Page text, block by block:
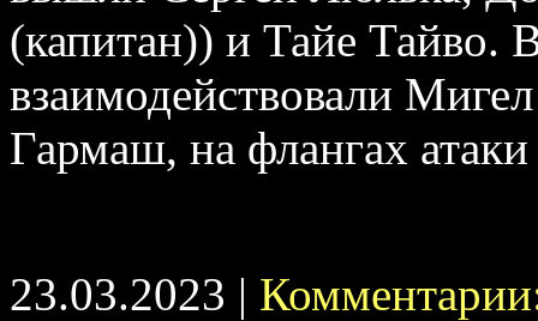
(капитан)) и Тайе Тайво.
взаимодействовали
Гармаш, на флангах
23.03.2023 |